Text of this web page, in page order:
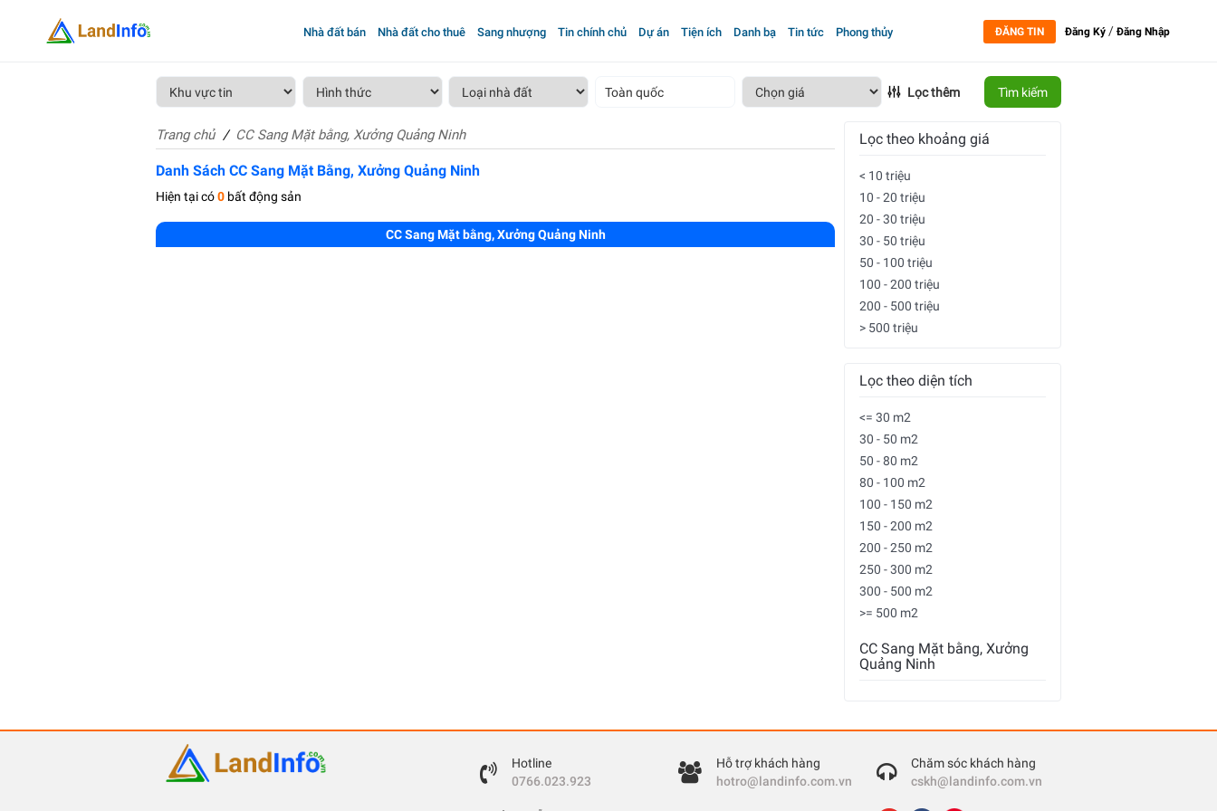
Nhà đất bán Nhà đất cho thuê Sang nhượng Tin chính chủ Dự án Tiện ích Danh bạ Tin tức Phong thủy ĐĂNG TIN Đăng Ký /Đăng Nhập
Toàn quốc Lọc thêm Tìm kiếm
Trang chủ CC Sang Mặt bằng, Xưởng Quảng Ninh
Danh Sách CC Sang Mặt Bằng, Xưởng Quảng Ninh
Hiện tại có0 bất động sản
CC Sang Mặt bằng, Xưởng Quảng Ninh
Lọc theo khoảng giá
< 10 triệu
10 - 20 triệu
20 - 30 triệu
30 - 50 triệu
50 - 100 triệu
100 - 200 triệu
200 - 500 triệu
> 500 triệu
Lọc theo diện tích
<= 30 m2
30 - 50 m2
50 - 80 m2
80 - 100 m2
100 - 150 m2
150 - 200 m2
200 - 250 m2
250 - 300 m2
300 - 500 m2
>= 500 m2
CC Sang Mặt bằng, Xưởng
Quảng Ninh
Hotline
0766.023.923
Hỗ trợ khách hàng
hotro@landinfo.com.vn
Chăm sóc khách hàng
cskh@landinfo.com.vn